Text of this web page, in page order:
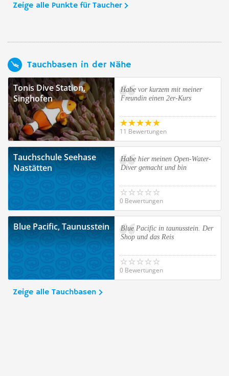
Zeige alle Punkte für Taucher
Tauchbasen in der Nähe
Tonis Dive Station,
Singhofen
Habe vor kurzem mit meiner
Freundin einen 2er-Kurs
11 Bewertungen
Tauchschule Seehase
Nastätten
Habe hier meinen Open-Water-
Diver gemacht und bin
0 Bewertungen
Blue Pacific, Taunusstein
Blue Pacific in taunusstein. Der
Shop und das Reis
0 Bewertungen
Zeige alle Tauchbasen